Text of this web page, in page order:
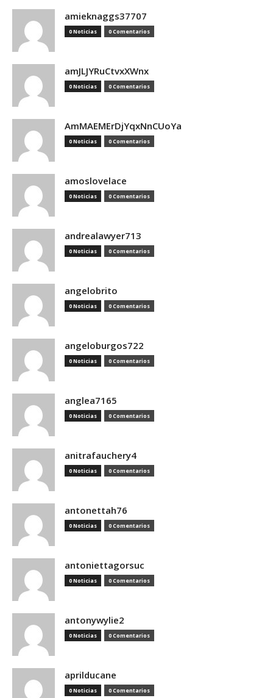
amieknaggs37707
0 Noticias 0 Comentarios
amJLJYRuCtvxXWnx
0 Noticias 0 Comentarios
AmMAEMErDjYqxNnCUoYa
0 Noticias 0 Comentarios
amoslovelace
0 Noticias 0 Comentarios
andrealawyer713
0 Noticias 0 Comentarios
angelobrito
0 Noticias 0 Comentarios
angeloburgos722
0 Noticias 0 Comentarios
anglea7165
0 Noticias 0 Comentarios
anitrafauchery4
0 Noticias 0 Comentarios
antonettah76
0 Noticias 0 Comentarios
antoniettagorsuc
0 Noticias 0 Comentarios
antonywylie2
0 Noticias 0 Comentarios
aprilducane
0 Noticias 0 Comentarios